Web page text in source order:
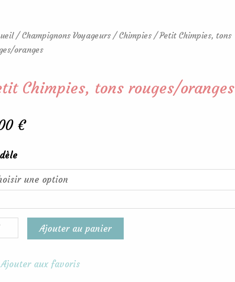
/Champignons Voyageurs /Chimpies / Petit Chimpies, tons
oranges
Chimpies, tons rouges/oranges
€
orangesAjouter au panier
Ajouter aux favoris